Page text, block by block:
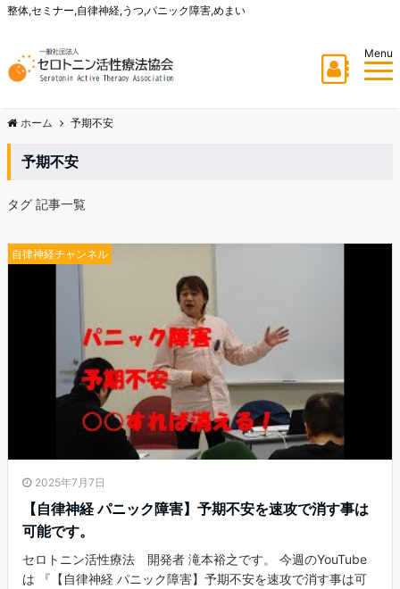
整体,セミナー,自律神経,うつ,パニック障害,めまい
Menu
ホーム 予期不安
予期不安
タグ 記事一覧
自律神経チャンネル
2025年7月7日
【自律神経 パニック障害】予期不安を速攻で消す事は
可能です。
セロトニン活性療法 開発者 滝本裕之です。 今週のYouTube
は 『【自律神経 パニック障害】予期不安を速攻で消す事は可